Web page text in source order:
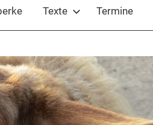
Texte Termine